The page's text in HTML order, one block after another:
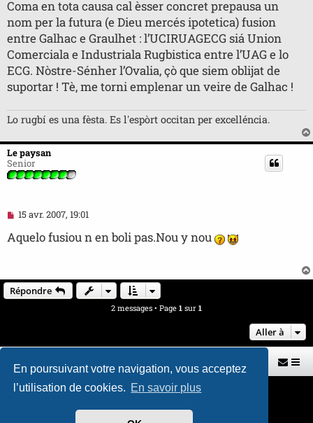
En poursuivant votre navigation, vous acceptez
l’utilisation de cookies. En savoir plus
Coma en tota causa cal èsser concret prepausa un
nom per la futura (e Dieu mercés ipotetica) fusion
entre Galhac e Graulhet : l’UCIRUAGECG siá Union
Comerciala e Industriala Rugbistica entre l’UAG e lo
ECG. Nòstre-Sénher l’Ovalia, çò que siem oblijat de
suportar ! Tè, me torni emplenar un veire de Galhac !
Lo rugbí es una fèsta. Es l'espòrt occitan per excelléncia.
Le paysan
Senior
M
s
s
e
n
o
15 avr. 2007, 19:01
Aquelo fusiou n en boli pas.Nou y nou
Répondre
2 messages • Page 1 sur 1
Aller à
Retour vers le site U.A.G.R. Index du forum
Développé parphpBB® Forum Software © phpBB Limited
H. DREUILHE avec l'aide de CABOT